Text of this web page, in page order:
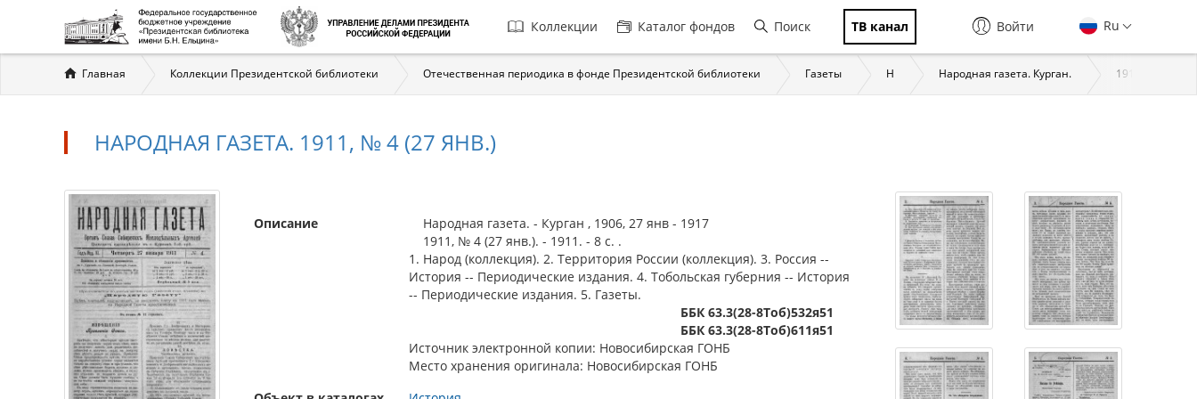
Главная
навигация
Коллекции Каталог фондов Поиск ТВ канал Ru
Войти
Вы
здесь
Главная Коллекции Президентской библиотеки Отечественная периодика в фонде Президентской библиотеки Газеты Н Народная газета. Курган. 1911
НАРОДНАЯ ГАЗЕТА. 1911, № 4 (27 ЯНВ.)
Описание
Народная газета. - Курган , 1906, 27 янв - 1917
1911, № 4 (27 янв.). - 1911. - 8 с. .
1. Народ (коллекция). 2. Территория России (коллекция). 3. Россия --
История -- Периодические издания. 4. Тобольская губерния -- История
-- Периодические издания. 5. Газеты.
ББК 63.3(28-8Тоб)532я51
ББК 63.3(28-8Тоб)611я51
Источник электронной копии: Новосибирская ГОНБ
Место хранения оригинала: Новосибирская ГОНБ